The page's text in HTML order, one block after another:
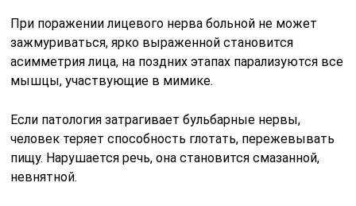
При поражении лицевого нерва больной не может
зажмуриваться, ярко выраженной становится
асимметрия лица, на поздних этапах парализуются все
мышцы, участвующие в мимике.
Если патология затрагивает бульбарные нервы,
человек теряет способность глотать, пережевывать
пищу. Нарушается речь, она становится смазанной,
невнятной.